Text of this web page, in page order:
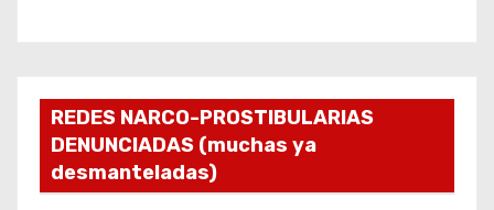
REDES NARCO-PROSTIBULARIAS
DENUNCIADAS (muchas ya
desmanteladas)